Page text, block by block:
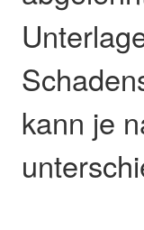
kann je